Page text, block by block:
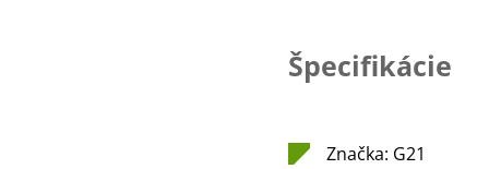
Špecifikácie
Značka: G21